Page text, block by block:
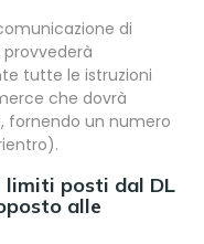
di
provvederà
tutte le istruzioni
che dovrà
fornendo un numero
posti dal DL
alle